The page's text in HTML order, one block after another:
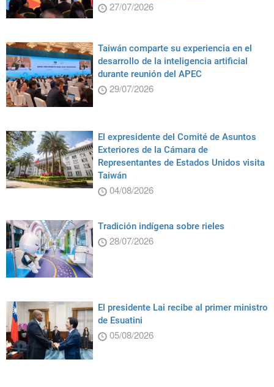
27/07/2026
Taiwán comparte su experiencia en el
desarrollo de la inteligencia artificial
durante reunión del APEC
29/07/2026
El expresidente del Comité de Asuntos
Exteriores de la Cámara de
Representantes de Estados Unidos visita
Taiwán
04/08/2026
Tradición indígena sobre rieles
28/07/2026
El presidente Lai recibe al primer ministro
de Esuatini
05/08/2026